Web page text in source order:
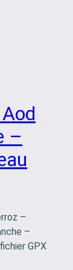
–
–
–
GPX